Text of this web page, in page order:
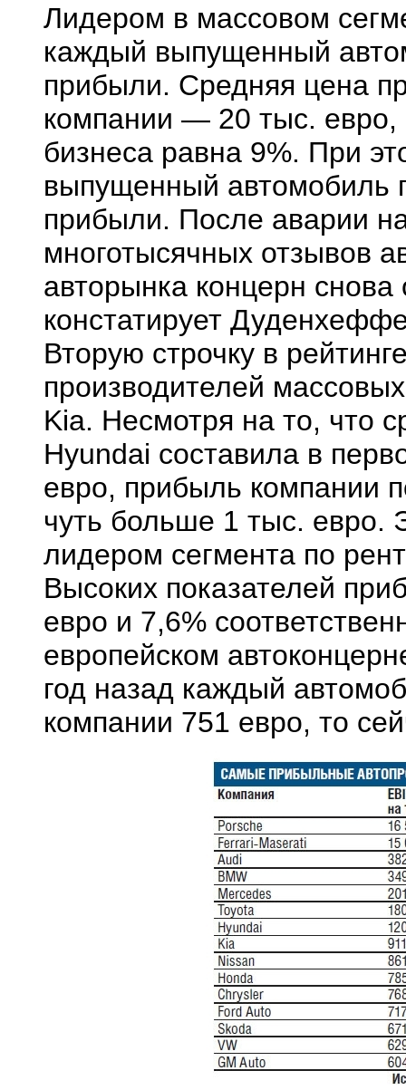
Лидером в массовом
каждый выпущенный
прибыли. Средняя цена
компании — 20 тыс. евро,
бизнеса равна 9%. При
выпущенный автомобиль
прибыли. После аварии
многотысячных отзывов
авторынка концерн
констатирует
Вторую строчку в
производителей
Kia. Несмотря на то, что
Hyundai составила в
евро, прибыль компании
чуть больше 1 тыс. евро.
лидером сегмента по
Высоких показателей
евро и 7,6%
европейском
год назад каждый
компании 751 евро, то